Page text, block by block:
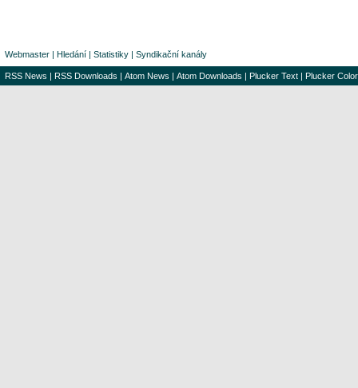
Webmaster | Hledání | Statistiky | Syndikační kanály
RSS News | RSS Downloads | Atom News | Atom Downloads | Plucker Text | Plucker Color